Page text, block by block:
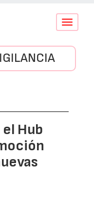
Conmutar
Hub